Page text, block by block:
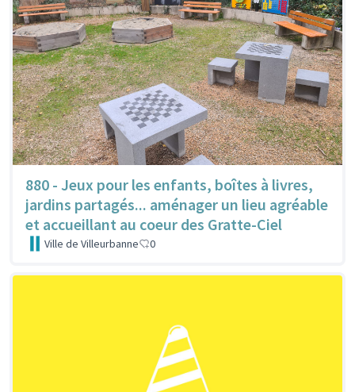
880 - Jeux pour les enfants, boîtes à livres,
jardins partagés... aménager un lieu agréable
et accueillant au coeur des Gratte-Ciel
Ville de Villeurbanne 0